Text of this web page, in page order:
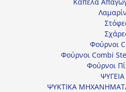
Φούρνοι
Φούρνοι Combi
Φούρνοι
ΨΥΓΕΙΑ
ΨΥΚΤΙΚΑ